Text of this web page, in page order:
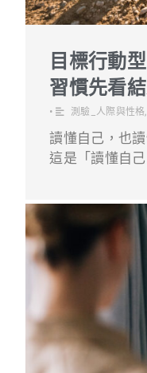
目標行動
習慣先看
• 測驗_人際與性格,
讀懂自己，也
這是「讀懂自